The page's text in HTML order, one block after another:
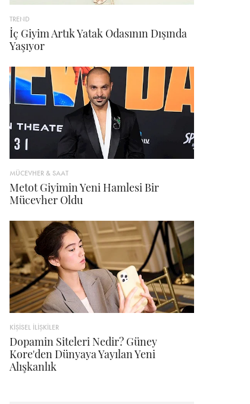
TREND
İç Giyim Artık Yatak Odasının Dışında
Yaşıyor
MÜCEVHER & SAAT
Metot Giyimin Yeni Hamlesi Bir
Mücevher Oldu
KİŞİSEL İLİŞKİLER
Dopamin Siteleri Nedir? Güney
Kore'den Dünyaya Yayılan Yeni
Alışkanlık